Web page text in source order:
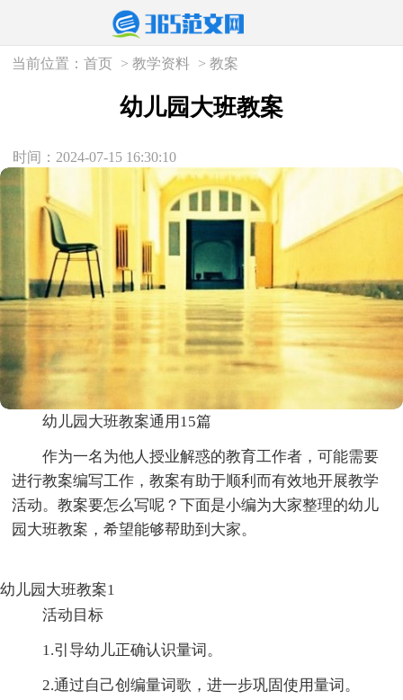
当前位置：首页 >教学资料 >教案
幼儿园大班教案
时间：2024-07-15 16:30:10
幼儿园大班教案通用15篇
作为一名为他人授业解惑的教育工作者，可能需要
进行教案编写工作，教案有助于顺利而有效地开展教学
活动。教案要怎么写呢？下面是小编为大家整理的幼儿
园大班教案，希望能够帮助到大家。
幼儿园大班教案1
活动目标
1.引导幼儿正确认识量词。
2.通过自己创编量词歌，进一步巩固使用量词。